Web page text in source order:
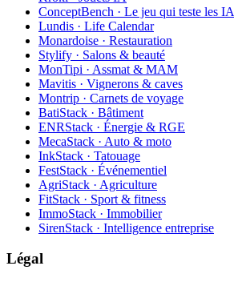
ConceptBench · Le jeu qui teste les IA
Lundis · Life Calendar
Monardoise · Restauration
Stylify · Salons & beauté
MonTipi · Assmat & MAM
Mavitis · Vignerons & caves
Montrip · Carnets de voyage
BatiStack · Bâtiment
ENRStack · Énergie & RGE
MecaStack · Auto & moto
InkStack · Tatouage
FestStack · Événementiel
AgriStack · Agriculture
FitStack · Sport & fitness
ImmoStack · Immobilier
SirenStack · Intelligence entreprise
Légal